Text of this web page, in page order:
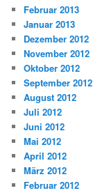
Februar 2013
Januar 2013
Dezember 2012
November 2012
Oktober 2012
September 2012
August 2012
Juli 2012
Juni 2012
Mai 2012
April 2012
März 2012
Februar 2012